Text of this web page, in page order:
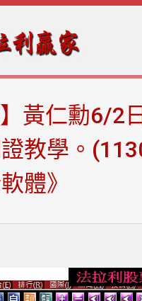
】黃仁勳6/
教學。
體》